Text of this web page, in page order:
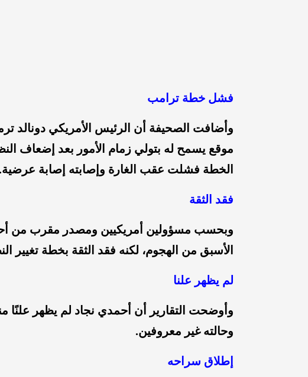
فشل خطة ترامب
وأضافت الصحيفة أن الرئيس الأمريكي
موقع يسمح له بتولي زمام الأمور بعد إضعاف
الخطة فشلت عقب الغارة وإصابته إصابة عرضية.
فقد الثقة
وبحسب مسؤولين أمريكيين ومصدر مقرب من
الأسبق من الهجوم، لكنه فقد الثقة بخطة تغيير
لم يظهر علنا
وأوضحت التقارير أن أحمدي نجاد لم يظهر علنًا
وحالته غير معروفين.
إطلاق سراحه